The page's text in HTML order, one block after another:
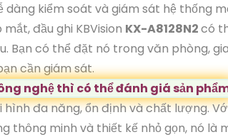
dàng kiểm soát và giám sát hệ thống
đầu ghi KBVision KX-A8128N2có
Bạn có thể đặt nó trong văn phòng,
cần giám sát.
nghệ thì có thể đánh giá sản
đa năng, ổn định và chất lượng.
thông minh và thiết kế nhỏ gọn, nó là